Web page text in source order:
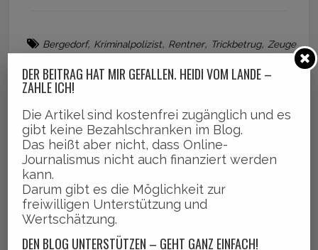
Bergedorf, Kriminalpolizist, Rentner, Trickbetrug, Zeuge
n gesucht
DER BEITRAG HAT MIR GEFALLEN. HEIDI VOM LANDE –
ZAHLE ICH!
Die Artikel sind kostenfrei zugänglich und es
gibt keine Bezahlschranken im Blog.
Das heißt aber nicht, dass Online-
Journalismus nicht auch finanziert werden
kann.
Darum gibt es die Möglichkeit zur
freiwilligen Unterstützung und
Wertschätzung.
DEN BLOG UNTERSTÜTZEN – GEHT GANZ EINFACH!